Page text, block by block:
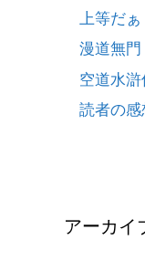
上等だ
漫道無門
空道水滸
読者の感
アーカイ